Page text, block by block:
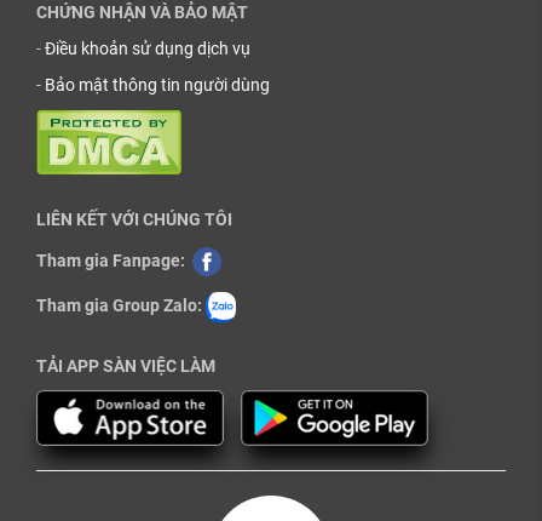
CHỨNG NHẬN VÀ BẢO MẬT
-Điều khoản sử dụng dịch vụ
- Bảo mật thông tin người dùng
LIÊN KẾT VỚI CHÚNG TÔI
Tham gia Fanpage:
Tham gia Group Zalo:
TẢI APP SÀN VIỆC LÀM